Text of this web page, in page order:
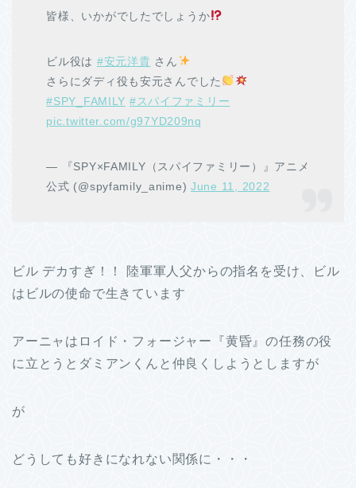
皆様、いかがでしたでしょうか
ビル役は #安元洋貴 さん
さらにダディ役も安元さんでした
#SPY_FAMILY #スパイファミリー
pic.twitter.com/g97YD209nq
— 『SPY×FAMILY（スパイファミリー）』アニメ
公式 (@spyfamily_anime)June 11, 2022
ビル デカすぎ！！ 陸軍軍人父からの指名を受け、ビル
はビルの使命で生きています
アーニャはロイド・フォージャー『黄昏』の任務の役
に立とうとダミアンくんと仲良くしようとしますが
が
どうしても好きになれない関係に・・・